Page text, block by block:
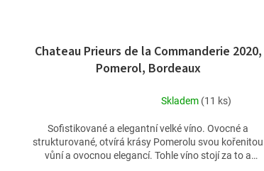
Chateau Prieurs de la Commanderie 2020,
Pomerol, Bordeaux
hodnocení
produktu
je
Skladem (11 ks)
Sofistikované a elegantní velké víno. Ovocné a
strukturované, otvírá krásy Pomerolu svou kořenitou
vůní a ovocnou elegancí. Tohle víno stojí za to a